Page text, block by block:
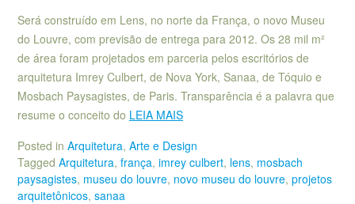
Será construído em Lens, no norte da França, o novo Museu
do Louvre, com previsão de entrega para 2012. Os 28 mil m²
de área foram projetados em parceria pelos escritórios de
arquitetura Imrey Culbert, de Nova York, Sanaa, de Tóquio e
Mosbach Paysagistes, de Paris. Transparência é a palavra que
resume o conceito do LEIA MAIS
Posted in Arquitetura, Arte e Design
Tagged Arquitetura, frança, imrey culbert, lens, mosbach
paysagistes, museu do louvre, novo museu do louvre, projetos
arquitetônicos, sanaa